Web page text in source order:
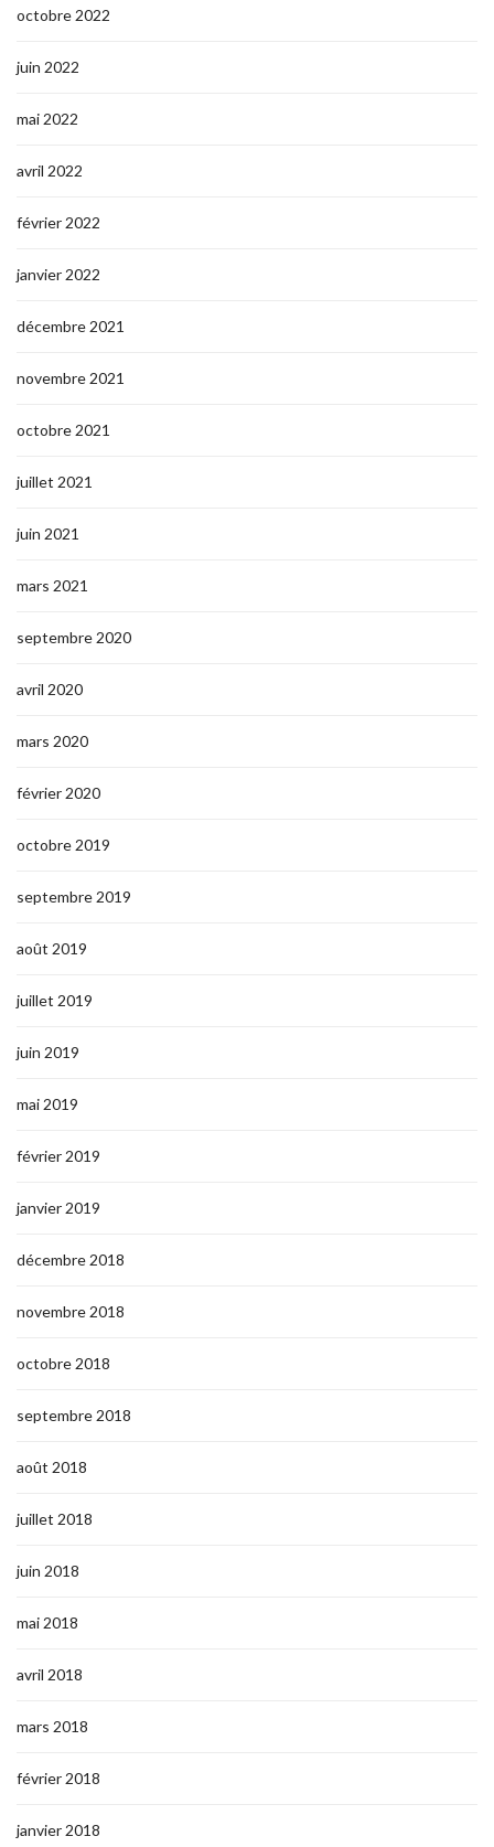
octobre 2022
juin 2022
mai 2022
avril 2022
février 2022
janvier 2022
décembre 2021
novembre 2021
octobre 2021
juillet 2021
juin 2021
mars 2021
septembre 2020
avril 2020
mars 2020
février 2020
octobre 2019
septembre 2019
août 2019
juillet 2019
juin 2019
mai 2019
février 2019
janvier 2019
décembre 2018
novembre 2018
octobre 2018
septembre 2018
août 2018
juillet 2018
juin 2018
mai 2018
avril 2018
mars 2018
février 2018
janvier 2018